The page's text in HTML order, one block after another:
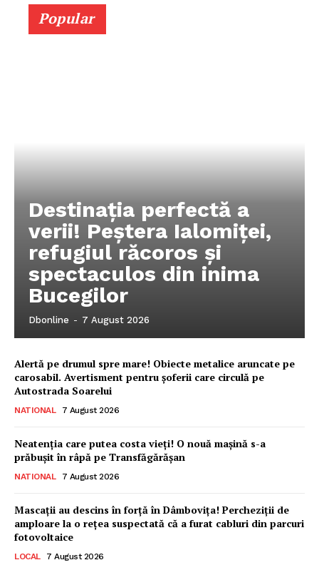
Popular
Destinația perfectă a
verii! Peștera Ialomiței,
refugiul răcoros și
spectaculos din inima
Bucegilor
Dbonline - 7 August 2026
Alertă pe drumul spre mare! Obiecte metalice aruncate pe
carosabil. Avertisment pentru șoferii care circulă pe
Autostrada Soarelui
NATIONAL 7 August 2026
Neatenția care putea costa vieți! O nouă mașină s-a
prăbușit în râpă pe Transfăgărășan
NATIONAL 7 August 2026
Mascații au descins în forță în Dâmbovița! Percheziții de
amploare la o rețea suspectată că a furat cabluri din parcuri
fotovoltaice
LOCAL 7 August 2026